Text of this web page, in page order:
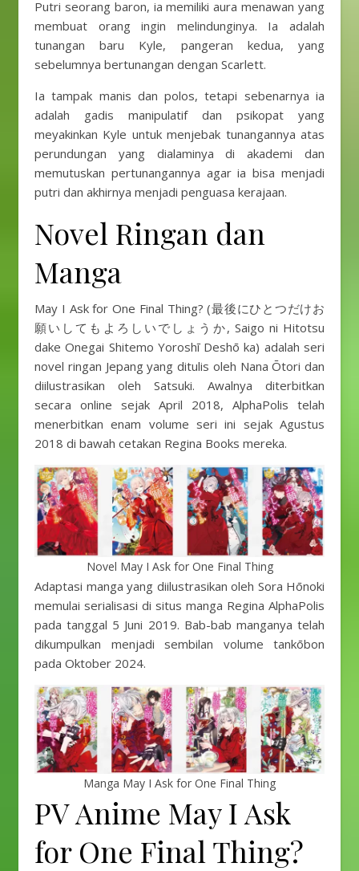
Putri seorang baron, ia memiliki aura menawan yang
membuat orang ingin melindunginya. Ia adalah
tunangan baru Kyle, pangeran kedua, yang
sebelumnya bertunangan dengan Scarlett.
Ia tampak manis dan polos, tetapi sebenarnya ia
adalah gadis manipulatif dan psikopat yang
meyakinkan Kyle untuk menjebak tunangannya atas
perundungan yang dialaminya di akademi dan
memutuskan pertunangannya agar ia bisa menjadi
putri dan akhirnya menjadi penguasa kerajaan.
Novel Ringan dan
Manga
May I Ask for One Final Thing? (最後にひとつだけお
願いしてもよろしいでしょうか, Saigo ni Hitotsu
dake Onegai Shitemo Yoroshī Deshō ka) adalah seri
novel ringan Jepang yang ditulis oleh Nana Ōtori dan
diilustrasikan oleh Satsuki. Awalnya diterbitkan
secara online sejak April 2018, AlphaPolis telah
menerbitkan enam volume seri ini sejak Agustus
2018 di bawah cetakan Regina Books mereka.
Novel May I Ask for One Final Thing
Adaptasi manga yang diilustrasikan oleh Sora Hōnoki
memulai serialisasi di situs manga Regina AlphaPolis
pada tanggal 5 Juni 2019. Bab-bab manganya telah
dikumpulkan menjadi sembilan volume tankōbon
pada Oktober 2024.
Manga May I Ask for One Final Thing
PV Anime May I Ask
for One Final Thing?